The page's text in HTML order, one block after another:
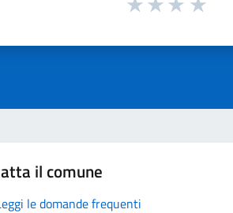
il comune
le domande frequenti